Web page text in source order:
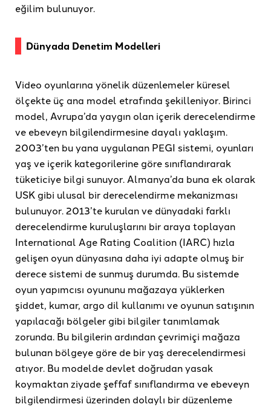
eğilim bulunuyor.
Dünyada Denetim Modelleri
Video oyunlarına yönelik düzenlemeler küresel
ölçekte üç ana model etrafında şekilleniyor. Birinci
model, Avrupa’da yaygın olan içerik derecelendirme
ve ebeveyn bilgilendirmesine dayalı yaklaşım.
2003’ten bu yana uygulanan PEGI sistemi, oyunları
yaş ve içerik kategorilerine göre sınıflandırarak
tüketiciye bilgi sunuyor. Almanya’da buna ek olarak
USK gibi ulusal bir derecelendirme mekanizması
bulunuyor. 2013’te kurulan ve dünyadaki farklı
derecelendirme kuruluşlarını bir araya toplayan
International Age Rating Coalition (IARC) hızla
gelişen oyun dünyasına daha iyi adapte olmuş bir
derece sistemi de sunmuş durumda. Bu sistemde
oyun yapımcısı oyununu mağazaya yüklerken
şiddet, kumar, argo dil kullanımı ve oyunun satışının
yapılacağı bölgeler gibi bilgiler tanımlamak
zorunda. Bu bilgilerin ardından çevrimiçi mağaza
bulunan bölgeye göre de bir yaş derecelendirmesi
atıyor. Bu modelde devlet doğrudan yasak
koymaktan ziyade şeffaf sınıflandırma ve ebeveyn
bilgilendirmesi üzerinden dolaylı bir düzenleme